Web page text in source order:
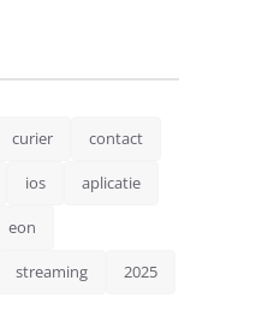
curier contact
ios aplicatie
eon
streaming 2025